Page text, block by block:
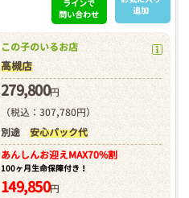
ラインで
問い合わせ
追加
この子のいるお店
高槻店
279,800円
（税込：307,780円）
別途 安心パック代
あんしんお迎えMAX70%割
100ヶ月生命保障付き！
149,850円